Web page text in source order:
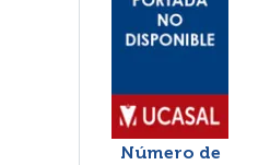
Número de